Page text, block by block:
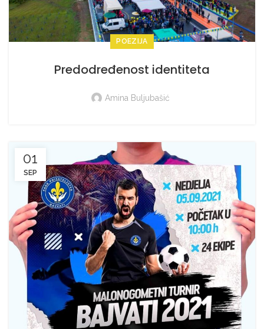
POEZIJA
Predodređenost identiteta
Amina Buljubašić
01
SEP